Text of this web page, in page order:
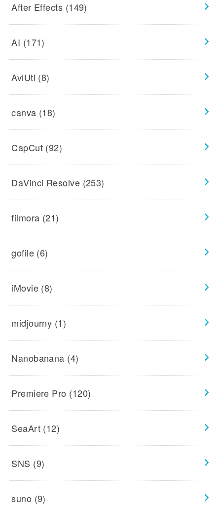
After Effects (149)
AI (171)
AviUtl (8)
canva (18)
CapCut (92)
DaVinci Resolve (253)
filmora (21)
gofile (6)
iMovie (8)
midjourny (1)
Nanobanana (4)
Premiere Pro (120)
SeaArt (12)
SNS (9)
suno (9)